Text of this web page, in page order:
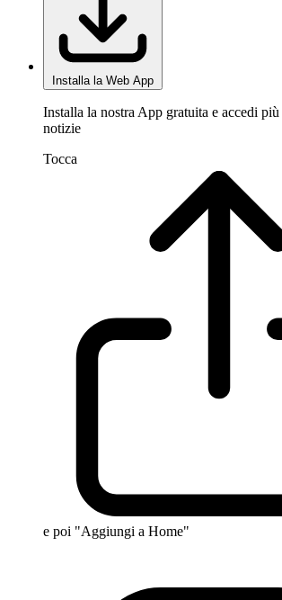
Installa la Web App
Installa la nostra App gratuita e accedi
notizie
Tocca
e poi "Aggiungi a Home"